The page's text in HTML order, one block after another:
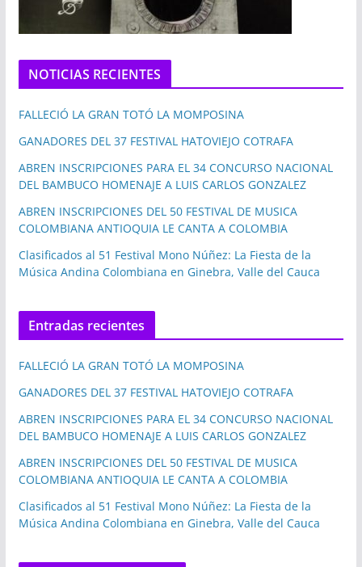
NOTICIAS RECIENTES
FALLECIÓ LA GRAN TOTÓ LA MOMPOSINA
GANADORES DEL 37 FESTIVAL HATOVIEJO COTRAFA
ABREN INSCRIPCIONES PARA EL 34 CONCURSO NACIONAL
DEL BAMBUCO HOMENAJE A LUIS CARLOS GONZALEZ
ABREN INSCRIPCIONES DEL 50 FESTIVAL DE MUSICA
COLOMBIANA ANTIOQUIA LE CANTA A COLOMBIA
Clasificados al 51 Festival Mono Núñez: La Fiesta de la
Música Andina Colombiana en Ginebra, Valle del Cauca
Entradas recientes
FALLECIÓ LA GRAN TOTÓ LA MOMPOSINA
GANADORES DEL 37 FESTIVAL HATOVIEJO COTRAFA
ABREN INSCRIPCIONES PARA EL 34 CONCURSO NACIONAL
DEL BAMBUCO HOMENAJE A LUIS CARLOS GONZALEZ
ABREN INSCRIPCIONES DEL 50 FESTIVAL DE MUSICA
COLOMBIANA ANTIOQUIA LE CANTA A COLOMBIA
Clasificados al 51 Festival Mono Núñez: La Fiesta de la
Música Andina Colombiana en Ginebra, Valle del Cauca